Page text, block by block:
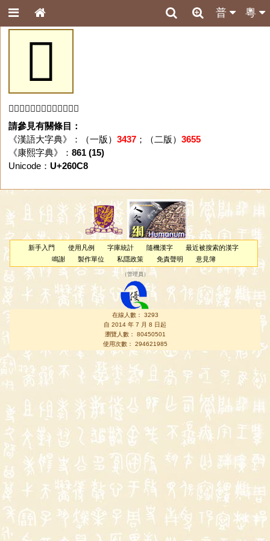
粵
普
𦃈
「𦃈」字未收錄於本資料庫。
請參見有關條目：
《漢語大字典》：（一版） 3437；（二版） 3655
《康熙字典》： 861 (15)
Unicode： U+260C8
新手入門 使用凡例 字庫統計 隨機漢字
最近被搜索的漢字
鳴謝
製作單位 私隱政策 免責聲明 意見簿
（管理員 ）
在線人數： 3293
自 2014 年 7 月 8 日起
瀏覽人數： 80450501
使用次數： 294621985